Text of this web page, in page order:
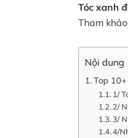
Tóc xanh
Tham
Nội dung
Top
1/
2/
3/
4/